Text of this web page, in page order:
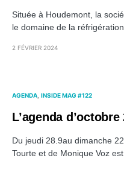
Située à Houdemont, la
le domaine de la
2 FÉVRIER 2024
AGENDA INSIDE MAG #122
L’agenda d’octobre
Du jeudi 28.9au dimanche
Tourte et de Monique Voz